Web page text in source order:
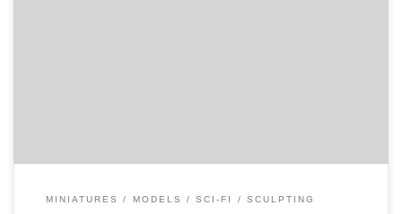
MINIATURES MODELS SCI-FI SCULPTING